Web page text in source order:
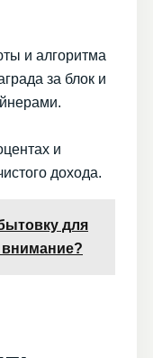
и алгоритма
за блок и
и
дохода.
для